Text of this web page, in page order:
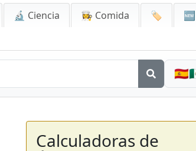
🔬 Ciencia 👩‍🍳 Comida 🏷️
🆕
Calculadoras de